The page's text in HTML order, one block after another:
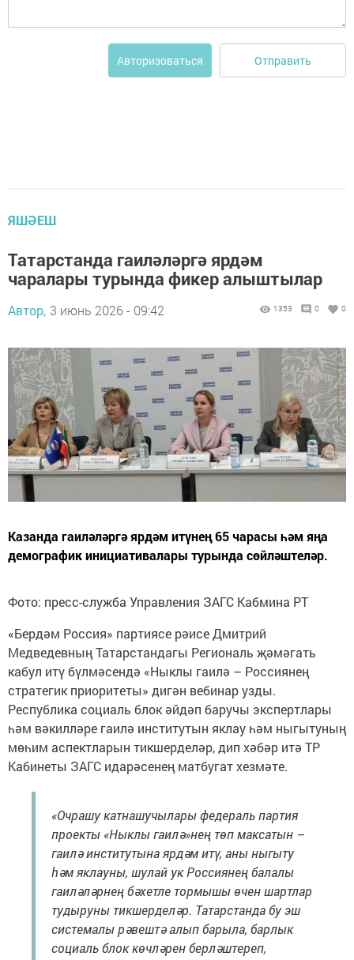
Авторизоваться Отправить
ЯШӘЕШ
Татарстанда гаиләләргә ярдәм
чаралары турында фикер алыштылар
Автор, 3 июнь 2026 - 09:42 1353 0 0
Казанда гаиләләргә ярдәм итүнең 65 чарасы һәм яңа
демографик инициативалары турында сөйләштеләр.
Фото: пресс-служба Управления ЗАГС Кабмина РТ
«Бердәм Россия» партиясе рәисе Дмитрий
Медведевның Татарстандагы Региональ җәмәгать
кабул итү бүлмәсендә «Ныклы гаилә – Россиянең
стратегик приоритеты» дигән вебинар узды.
Республика социаль блок әйдәп баручы экспертлары
һәм вәкилләре гаилә институтын яклау һәм ныгытуның
мөһим аспектларын тикшерделәр, дип хәбәр итә ТР
Кабинеты ЗАГС идарәсенең матбугат хезмәте.
«Очрашу катнашучылары федераль партия
проекты «Ныклы гаилә»нең төп максатын –
гаилә институтына ярдәм итү, аны ныгыту
һәм яклауны, шулай ук Россиянең балалы
гаиләләрнең бәхетле тормышы өчен шартлар
тудыруны тикшерделәр. Татарстанда бу эш
системалы рәвештә алып барыла, барлык
социаль блок көчләрен берләштереп,